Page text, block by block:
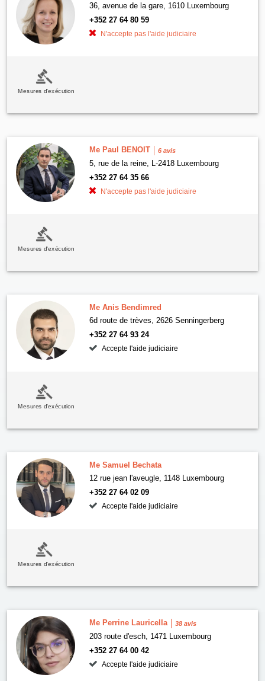
36, avenue de la gare, 1610 Luxembourg
+352 27 64 80 59
N'accepte pas l'aide judiciaire
Mesures d'exécution
Me Paul BENOIT 6 avis
5, rue de la reine, L-2418 Luxembourg
+352 27 64 35 66
N'accepte pas l'aide judiciaire
Mesures d'exécution
Me Anis Bendimred
6d route de trèves, 2626 Senningerberg
+352 27 64 93 24
Accepte l'aide judiciaire
Mesures d'exécution
Me Samuel Bechata
12 rue jean l'aveugle, 1148 Luxembourg
+352 27 64 02 09
Accepte l'aide judiciaire
Mesures d'exécution
Me Perrine Lauricella 38 avis
203 route d'esch, 1471 Luxembourg
+352 27 64 00 42
Accepte l'aide judiciaire